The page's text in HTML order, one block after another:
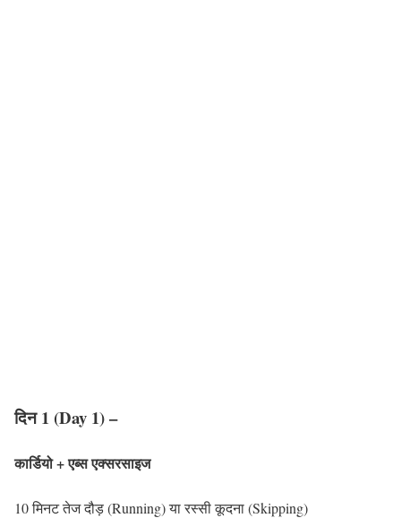
दिन 1 (Day 1) –
कार्डियो + एब्स एक्सरसाइज
10 मिनट तेज दौड़ (Running) या रस्सी कूदना (Skipping)